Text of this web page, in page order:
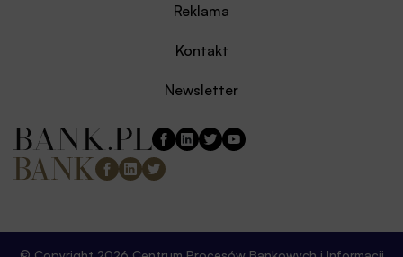
Reklama
Kontakt
Newsletter